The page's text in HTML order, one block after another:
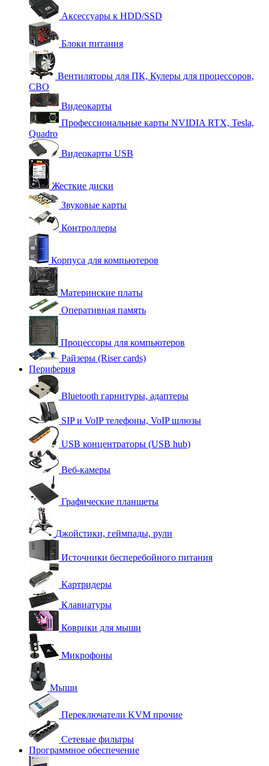
Аксессуары к HDD/SSD
Блоки питания
Вентиляторы для ПК, Кулеры для процессоров,
СВО
Видеокарты
Профессиональные карты NVIDIA RTX, Tesla,
Quadro
Видеокарты USB
Жесткие диски
Звуковые карты
Контроллеры
Корпуса для компьютеров
Материнские платы
Оперативная память
Процессоры для компьютеров
Райзеры (Riser cards)
Периферия
Bluetooth гарнитуры, адаптеры
SIP и VoIP телефоны, VoIP шлюзы
USB концентраторы (USB hub)
Веб-камеры
Графические планшеты
Джойстики, геймпады, рули
Источники бесперебойного питания
Картридеры
Клавиатуры
Коврики для мыши
Микрофоны
Мыши
Переключатели KVM прочие
Сетевые фильтры
Программное обеспечение